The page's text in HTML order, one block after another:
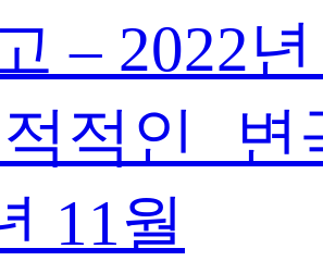
– 2022
적인
11월